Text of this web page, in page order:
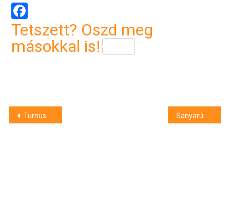
Facebook
Tetszett? Oszd meg
másokkal is!
Bejegyzés
Turnusváltás, megjöttek az új gólyák!